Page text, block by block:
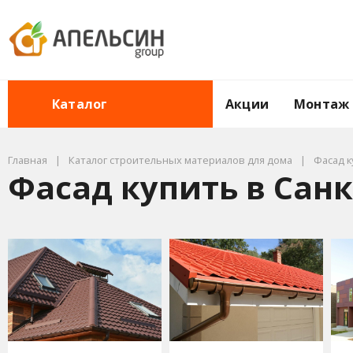
Каталог Акции Монтаж
Главная Каталог строительных материалов для дома Фасад
Фасад купить в